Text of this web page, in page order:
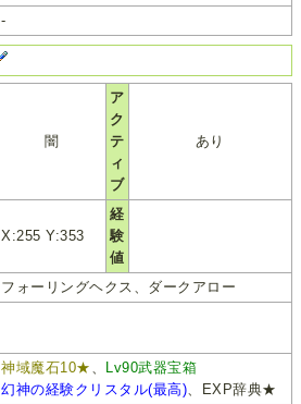
-
闇
ア
ク
テ
ィ
ブ
あり
X:255 Y:353
経
験
値
フォーリングヘクス、ダークアロー
神域魔石10★ 、
Lv90武器宝箱
幻神の経験クリスタル(最高)、EXP辞典★